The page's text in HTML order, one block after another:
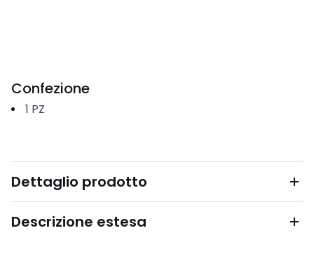
Confezione
1 PZ
Dettaglio prodotto
Descrizione estesa